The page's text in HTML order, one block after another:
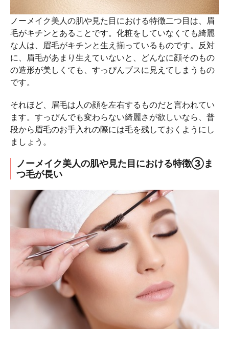
ノーメイク美人の肌や見た目における特徴二つ目は、眉
毛がキチンとあることです。化粧をしていなくても綺麗
な人は、眉毛がキチンと生え揃っているものです。反対
に、眉毛があまり生えていないと、どんなに顔そのもの
の造形が美しくても、すっぴんブスに見えてしまうもの
です。
それほど、眉毛は人の顔を左右するものだと言われてい
ます。すっぴんでも変わらない綺麗さが欲しいなら、普
段から眉毛のお手入れの際には毛を残しておくようにし
ましょう。
ノーメイク美人の肌や見た目における特徴③ま
つ毛が長い